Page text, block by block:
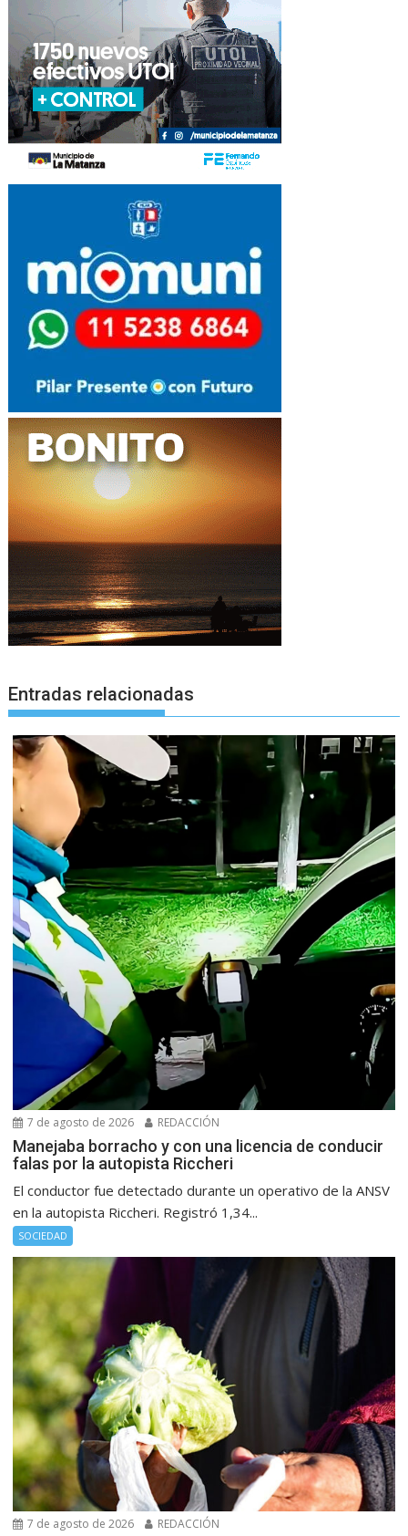
Entradas relacionadas
7 de agosto de 2026 REDACCIÓN
Manejaba borracho y con una licencia de conducir
falas por la autopista Riccheri
El conductor fue detectado durante un operativo de la ANSV
en la autopista Riccheri. Registró 1,34...
SOCIEDAD
7 de agosto de 2026 REDACCIÓN